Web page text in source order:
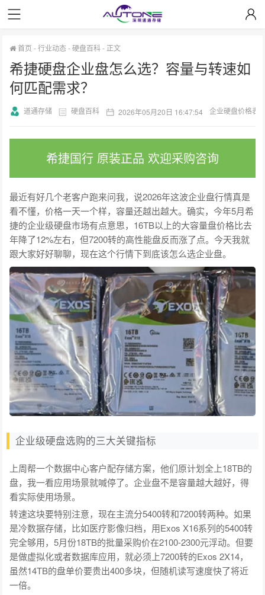
首页 -行业动态-硬盘百科- 正文
希捷硬盘企业盘怎么选？容量与转速如
何匹配需求？
道通存储 硬盘百科 2026年05月20日 16:47:54 企业硬盘价格表
希捷国行 原装正品 欢迎采购咨询
最近有好几个老客户跑来问我，说2026年这波企业盘行情真是
看不懂，价格一天一个样，容量还越出越大。确实，今年5月希
捷的企业级硬盘市场有点意思，16TB以上的大容量盘价格比去
年降了12%左右，但7200转的高性能盘反而涨了点。今天我就
跟大家好好聊聊，现在这个行情下到底该怎么选企业盘。
企业级硬盘选购的三大关键指标
上周帮一个数据中心客户配存储方案，他们原计划全上18TB的
盘，我一看应用场景就喊停了。企业盘不是容量越大越好，得
看实际使用场景。
转速这块要特别注意，现在主流分5400转和7200转两种。如果
是冷数据存储，比如医疗影像归档，用Exos X16系列的5400转
完全够用，5月份18TB的批量采购价在2100-2300元浮动。但要
是做虚拟化或者数据库应用，就必须上7200转的Exos 2X14，
虽然14TB的盘单价要贵出400多块，但随机读写速度快了将近
一倍。